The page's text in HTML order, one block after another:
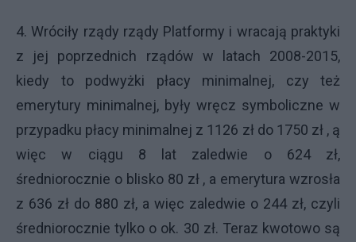
4. Wróciły rządy rządy Platformy i wracają praktyki
z jej poprzednich rządów w latach 2008-2015,
kiedy to podwyżki płacy minimalnej, czy też
emerytury minimalnej, były wręcz symboliczne w
przypadku płacy minimalnej z 1126 zł do 1750 zł , ą
więc w ciągu 8 lat zaledwie o 624 zł,
średniorocznie o blisko 80 zł , a emerytura wzrosła
z 636 zł do 880 zł, a więc zaledwie o 244 zł, czyli
średniorocznie tylko o ok. 30 zł. Teraz kwotowo są